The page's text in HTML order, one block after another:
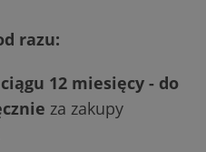
razu:
12 miesięcy - do
za zakupy